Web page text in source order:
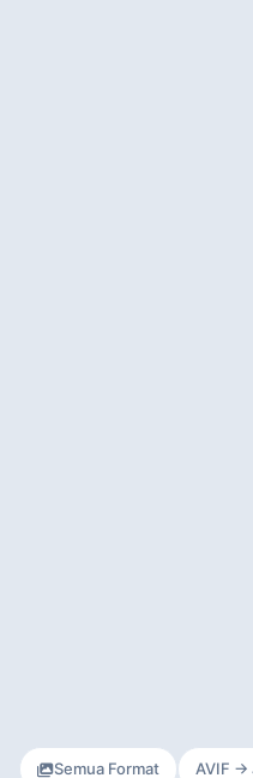
Semua Format AVIF →